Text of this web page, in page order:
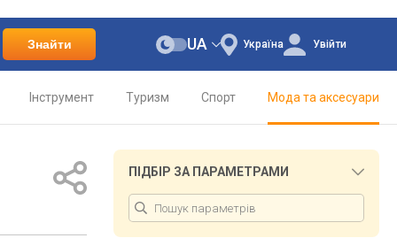
Знайти Україна
UA Увійти
Інструмент Туризм Спорт Мода та аксесуари
ПІДБІР ЗА ПАРАМЕТРАМИ